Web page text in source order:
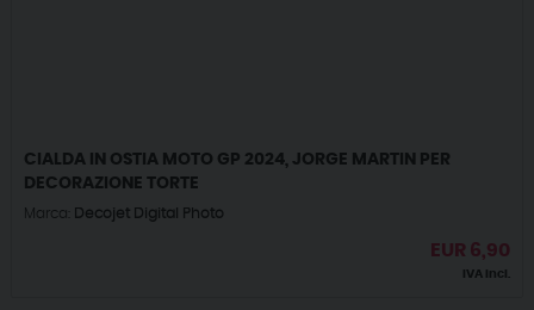
CIALDA IN OSTIA MOTO GP 2024, JORGE MARTIN PER
DECORAZIONE TORTE
Marca: Decojet Digital Photo
EUR 6,90
IVA incl.